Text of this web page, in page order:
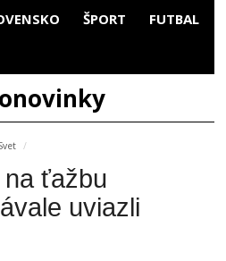
ŠPORT FUTBAL
ťažbu
uviazli